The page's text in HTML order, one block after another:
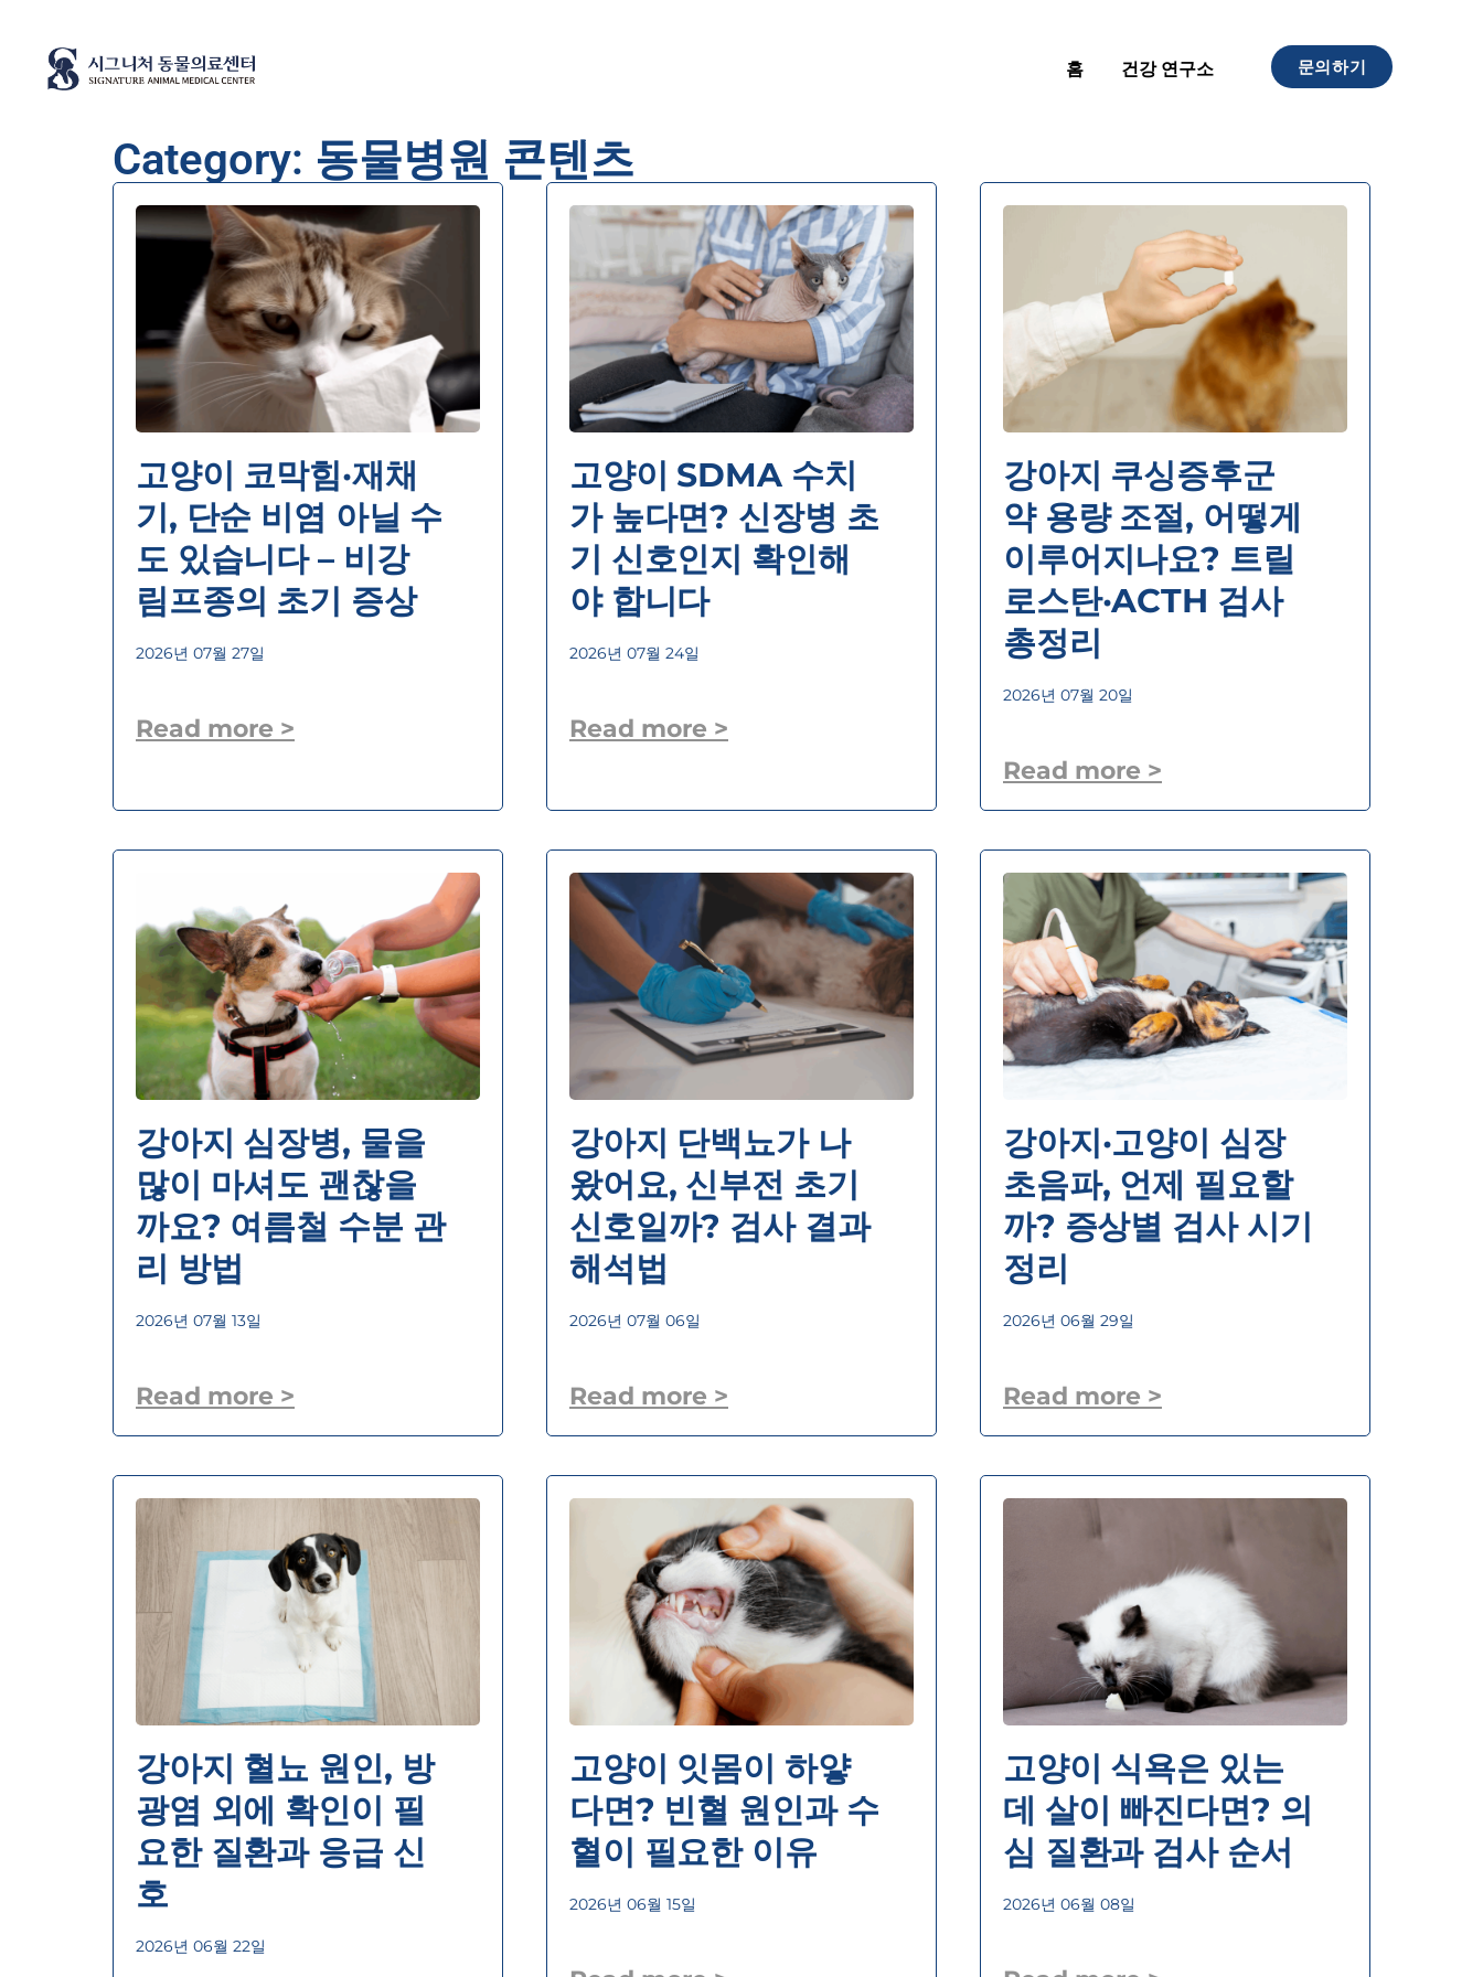
홈 건강 연구소 문의하기
Category: 동물병원 콘텐츠
고양이 코막힘·재채
기, 단순 비염 아닐 수
도 있습니다 – 비강
림프종의 초기 증상
2026년 07월 27일
Read more >
고양이 SDMA 수치
가 높다면? 신장병 초
기 신호인지 확인해
야 합니다
2026년 07월 24일
Read more >
강아지 쿠싱증후군
약 용량 조절, 어떻게
이루어지나요? 트릴
로스탄·ACTH 검사
총정리
2026년 07월 20일
Read more >
강아지 심장병, 물을
많이 마셔도 괜찮을
까요? 여름철 수분 관
리 방법
2026년 07월 13일
Read more >
강아지 단백뇨가 나
왔어요, 신부전 초기
신호일까? 검사 결과
해석법
2026년 07월 06일
Read more >
강아지·고양이 심장
초음파, 언제 필요할
까? 증상별 검사 시기
정리
2026년 06월 29일
Read more >
강아지 혈뇨 원인, 방
광염 외에 확인이 필
요한 질환과 응급 신
호
2026년 06월 22일
고양이 잇몸이 하얗
다면? 빈혈 원인과 수
혈이 필요한 이유
2026년 06월 15일
고양이 식욕은 있는
데 살이 빠진다면? 의
심 질환과 검사 순서
2026년 06월 08일